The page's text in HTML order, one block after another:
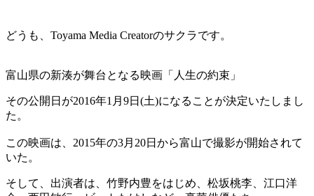
どうも、Toyama Media Creatorのサクラです。
富山県の新湊が舞台となる映画「人生の約束」
その公開日が2016年1月9日(土)になることが決定いたしまし
た。
この映画は、2015年の3月20日から富山で撮影が開始されて
いた。
そして、出演者は、竹野内豊をはじめ、松坂桃李、江口洋